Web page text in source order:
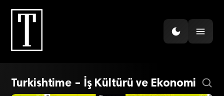
Turkishtime – İş Kültürü ve Ekonomi